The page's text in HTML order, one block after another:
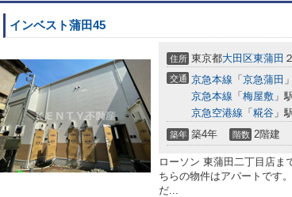
インベスト蒲田45
住所 東京都大田区東蒲田
交通 京急本線 「 京急蒲田
京急本線 「 梅屋敷 」
京急空港線 「 糀谷 」
築年 築4年 階数 2階建
ローソン 東蒲田二丁目店ま
ちらの物件はアパートです
だ...